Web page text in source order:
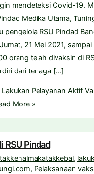
mendeteksi Covid-19.
Medika Utama,
pengelola RSU Pindad
21 Mei 2021, sampai
orang telah divaksin di
dari tenaga […]
Lakukan Pelayanan Aktif
More »
RSU Pindad
,
, Pelaksanaan